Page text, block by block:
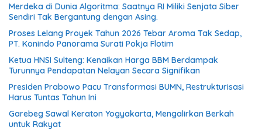
Merdeka di Dunia Algoritma: Saatnya RI Miliki Senjata Siber
Sendiri Tak Bergantung dengan Asing.
Proses Lelang Proyek Tahun 2026 Tebar Aroma Tak Sedap,
PT. Konindo Panorama Surati Pokja Flotim
Ketua HNSI Sulteng: Kenaikan Harga BBM Berdampak
Turunnya Pendapatan Nelayan Secara Signifikan
Presiden Prabowo Pacu Transformasi BUMN, Restrukturisasi
Harus Tuntas Tahun Ini
Garebeg Sawal Keraton Yogyakarta, Mengalirkan Berkah
untuk Rakyat